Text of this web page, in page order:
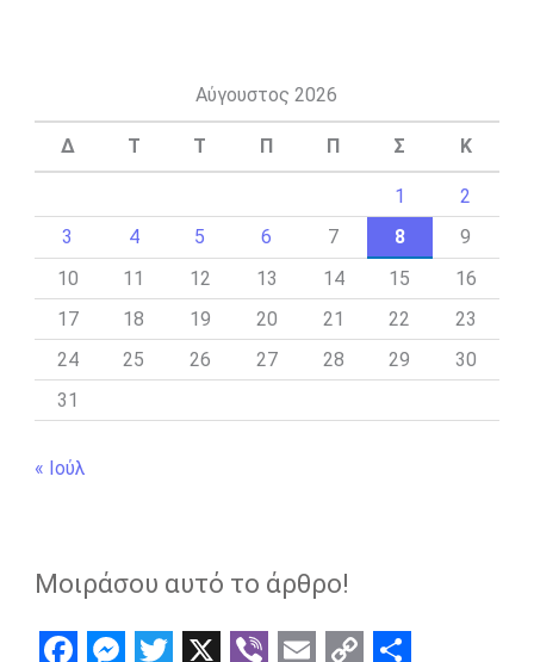
Αύγουστος 2026
Δ Τ Τ Π Π Σ Κ
1
2
3
4 5 6 7 8
9
10
11 12 13 14 15
16
17
18 19 20 21 22
23
24
25 26 27 28 29
30
31
« Ιούλ
Μοιράσου αυτό το άρθρο!